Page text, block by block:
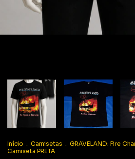
Início . Camisetas . GRAVELAND: Fire
Camiseta PRETA